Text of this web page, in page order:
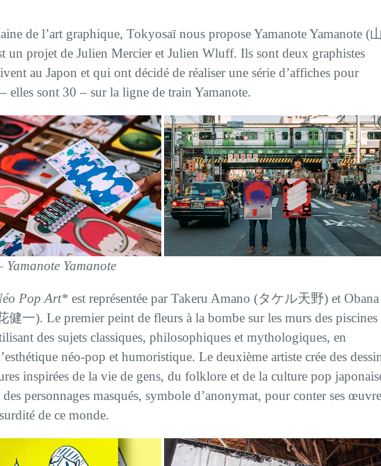
de l’art graphique, Tokyosaï nous propose Yamanote Yamanote (山
un projet de Julien Mercier et Julien Wluff. Ils sont deux graphistes
au Japon et qui ont décidé de réaliser une série d’affiches pour
elles sont 30 – sur la ligne de train Yamanote.
Yamanote Yamanote
Pop Art* est représentée par Takeru Amano (タケル天野) et Obana
健一). Le premier peint de fleurs à la bombe sur les murs des piscines
des sujets classiques, philosophiques et mythologiques, en
néo-pop et humoristique. Le deuxième artiste crée des
inspirées de la vie de gens, du folklore et de la culture pop
personnages masqués, symbole d’anonymat, pour conter ses
de ce monde.